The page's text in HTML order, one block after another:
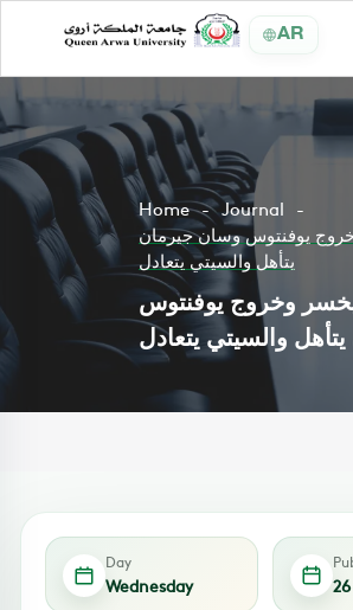
AR
Home
Journal
يوفنتوس وسان جيرمان
يتأهل والسيتي يتعادل
وخروج يوفنتوس
والسيتي يتعادل
Day
Wednesday